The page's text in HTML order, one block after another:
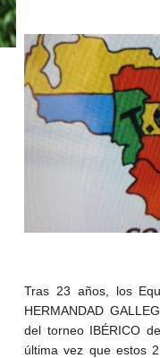
Tras 23 años, los
HERMANDAD
del torneo IBÉRICO
última vez que estos